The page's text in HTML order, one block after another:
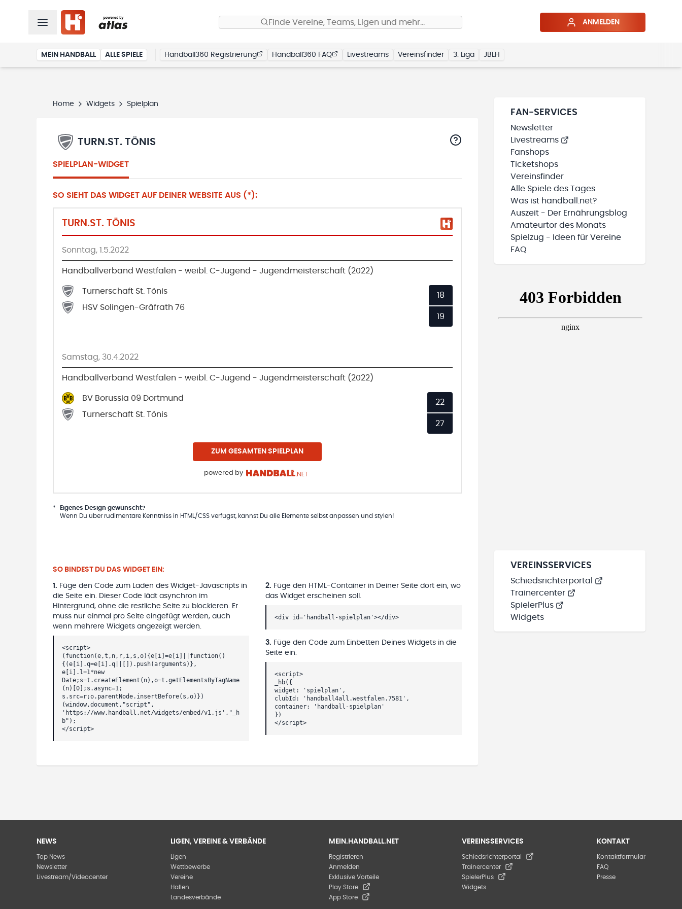
Finde Vereine, Teams, Ligen und mehr… ANMELDEN
MEIN HANDBALL ALLE SPIELE Handball360 Registrierung Handball360 FAQ Livestreams Vereinsfinder 3. Liga JBLH
Home Widgets Spielplan
TURN.ST. TÖNIS
SPIELPLAN-WIDGET
SO SIEHT DAS WIDGET AUF DEINER WEBSITE AUS (*):
TURN.ST. TÖNIS
Sonntag, 1.5.2022
Handballverband Westfalen - weibl. C-Jugend - Jugendmeisterschaft (2022)
Turnerschaft St. Tönis
HSV Solingen-Gräfrath 76
18
19
Samstag, 30.4.2022
Handballverband Westfalen - weibl. C-Jugend - Jugendmeisterschaft (2022)
BV Borussia 09 Dortmund
Turnerschaft St. Tönis
22
27
ZUM GESAMTEN SPIELPLAN
powered by
*
Eigenes Design gewünscht?
Wenn Du über rudimentäre Kenntniss in HTML/CSS verfügst, kannst Du alle Elemente selbst anpassen und stylen!
SO BINDEST DU DAS WIDGET EIN:
1 . Füge den Code zum Laden des Widget-Javascripts in
die Seite ein. Dieser Code lädt asynchron im
Hintergrund, ohne die restliche Seite zu blockieren. Er
muss nur einmal pro Seite eingefügt werden, auch
wenn mehrere Widgets angezeigt werden.
<script>
(function(e,t,n,r,i,s,o){e[i]=e[i]||function()
{(e[i].q=e[i].q||[]).push(arguments)},
e[i].l=1*new
Date;s=t.createElement(n),o=t.getElementsByTagName
(n)[0];s.async=1;
s.src=r;o.parentNode.insertBefore(s,o)})
(window,document,"script",
'https://www.handball.net/widgets/embed/v1.js',"_h
b");
</script>
2. Füge den HTML-Container in Deiner Seite dort ein, wo
das Widget erscheinen soll.
<div id='handball-spielplan'></div>
3. Füge den Code zum Einbetten Deines Widgets in die
Seite ein.
<script>
_hb({
widget: 'spielplan',
clubId: 'handball4all.westfalen.7581',
container: 'handball-spielplan'
})
</script>
FAN-SERVICES
Newsletter
Livestreams
Fanshops
Ticketshops
Vereinsfinder
Alle Spiele des Tages
Was ist handball.net?
Auszeit - Der Ernährungsblog
Amateurtor des Monats
Spielzug - Ideen für Vereine
FAQ
VEREINSSERVICES
Schiedsrichterportal
Trainercenter
SpielerPlus
Widgets
NEWS
Top News
Newsletter
Livestream/Videocenter
LIGEN, VEREINE & VERBÄNDE
Ligen
Wettbewerbe
Vereine
Hallen
Landesverbände
MEIN.HANDBALL.NET
Registrieren
Anmelden
Exklusive Vorteile
Play Store
App Store
VEREINSSERVICES
Schiedsrichterportal
Trainercenter
SpielerPlus
Widgets
KONTAKT
Kontaktformular
FAQ
Presse